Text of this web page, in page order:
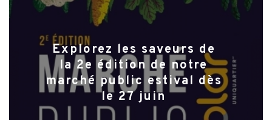
Explorez les saveurs de
la 2e édition de notre
marché public estival dès
le 27 juin